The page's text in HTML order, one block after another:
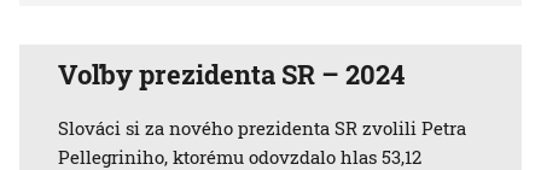
Voľby prezidenta SR – 2024
Slováci si za nového prezidenta SR zvolili Petra
Pellegriniho, ktorému odovzdalo hlas 53,12